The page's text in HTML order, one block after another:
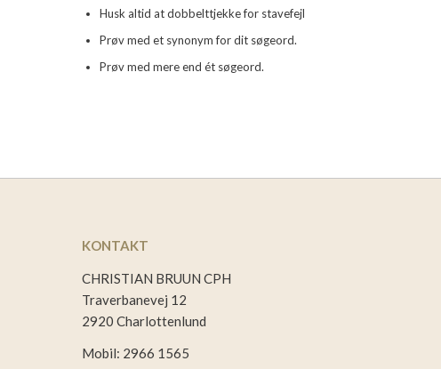
Husk altid at dobbelttjekke for stavefejl
Prøv med et synonym for dit søgeord.
Prøv med mere end ét søgeord.
KONTAKT
CHRISTIAN BRUUN CPH
Traverbanevej 12
2920 Charlottenlund
Mobil: 2966 1565